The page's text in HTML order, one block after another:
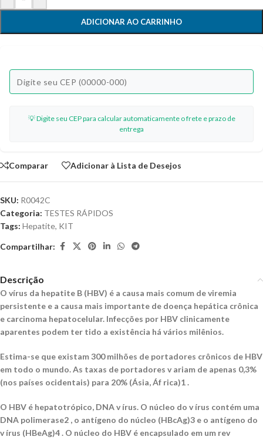
ADICIONAR AO CARRINHO
💡 Digite seu CEP para calcular automaticamente o frete e prazo de
entrega
Comparar Adicionar à Lista de Desejos
SKU: R0042C
Categoria: TESTES RÁPIDOS
Tags: Hepatite, KIT
Compartilhar:
Descrição
O vírus da hepatite B (HBV) é a causa mais comum de viremia
persistente e a causa mais importante de doença hepática crônica
e carcinoma hepatocelular. Infecções por HBV clinicamente
aparentes podem ter tido a existência há vários milênios.
Estima-se que existam 300 milhões de portadores crônicos de HBV
em todo o mundo. As taxas de portadores v ariam de apenas 0,3%
(nos países ocidentais) para 20% (Ásia, Áf rica)1 .
O HBV é hepatotrópico, DNA v írus. O núcleo do v írus contém uma
DNA polimerase2 , o antígeno do núcleo (HBcAg)3 e o antígeno do
v írus (HBeAg)4 . O núcleo do HBV é encapsulado em um rev